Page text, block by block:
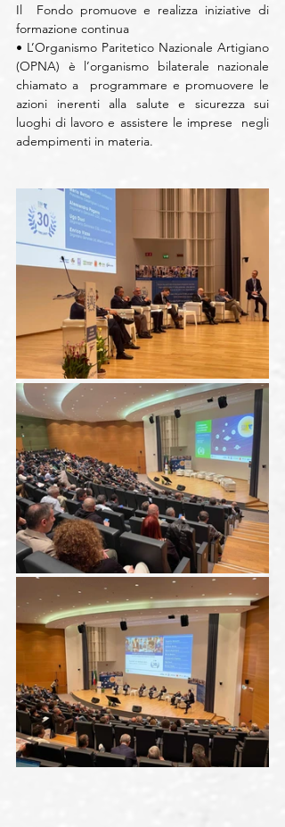
Il  Fondo promuove e realizza iniziative di
formazione continua
• L’Organismo Paritetico Nazionale Artigiano
(OPNA) è l’organismo bilaterale nazionale
chiamato a  programmare e promuovere le
azioni inerenti alla salute e sicurezza sui
luoghi di lavoro e assistere le imprese  negli
adempimenti in materia.